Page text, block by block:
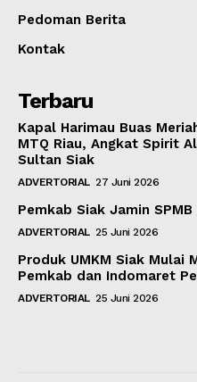
Pedoman Berita
Kontak
Terbaru
Kapal Harimau Buas
MTQ Riau, Angkat Spirit
Sultan Siak
ADVERTORIAL 27 Juni 2026
Pemkab Siak Jamin
ADVERTORIAL 25 Juni 2026
Produk UMKM Siak Mulai
Pemkab dan Indomaret
ADVERTORIAL 25 Juni 2026